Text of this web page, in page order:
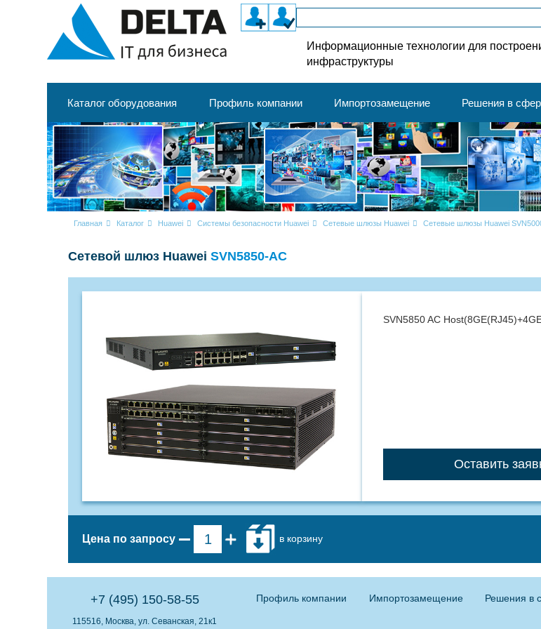
Информационные технологии для
инфраструктуры
Каталог оборудования Профиль компании Импортозамещение Решения в
Главная Каталог Huawei Системы безопасности Huawei Сетевые шлюзы Huawei Сетевые шлюзы Huawei
Сетевой шлюз HuaweiSVN5850-AC
SVN5850 AC
Оставить
Цена по запросу в корзину
+7 (495) 150-58-55
115516, Москва, ул. Севанская, 21к1
Профиль компании Импортозамещение Решения в